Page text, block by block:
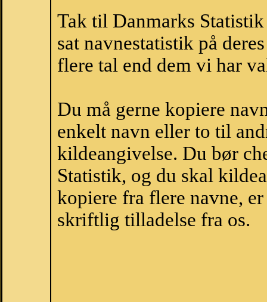
Tak til Danmarks
sat navnestatistik på
flere tal end dem vi har
Du må gerne kopiere
enkelt navn eller to til
kildeangivelse. Du bør
Statistik, og du skal
kopiere fra flere navne,
skriftlig tilladelse fra os.